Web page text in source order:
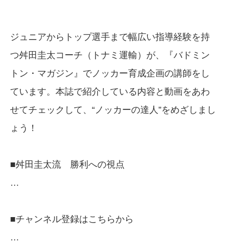
ジュニアからトップ選手まで幅広い指導経験を持
つ舛田圭太コーチ（トナミ運輸）が、『バドミン
トン・マガジン』でノッカー育成企画の講師をし
ています。本誌で紹介している内容と動画をあわ
せてチェックして、“ノッカーの達人”をめざしまし
ょう！
■舛田圭太流 勝利への視点
…
■チャンネル登録はこちらから
…